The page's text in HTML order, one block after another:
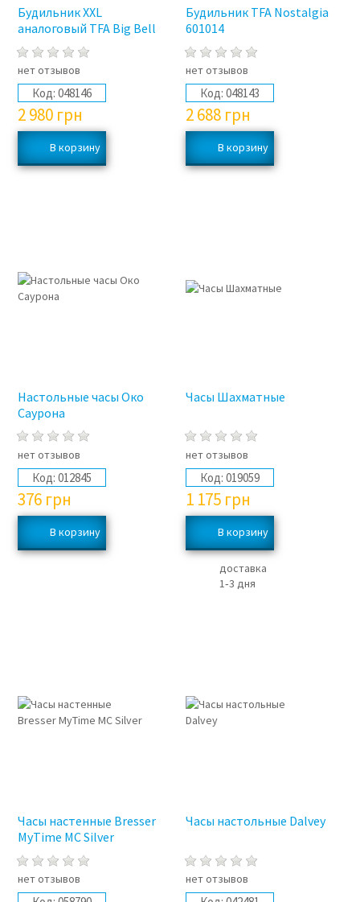
Будильник XXL
аналоговый TFA Big Bell
нет отзывов
Код: 048146
2 980 грн
Будильник TFA Nostalgia
601014
нет отзывов
Код: 048143
2 688 грн
Настольные часы Око
Саурона
нет отзывов
Код: 012845
376 грн
Часы Шахматные
нет отзывов
Код: 019059
1 175 грн
доставка
1‑3 дня
Часы настенные Bresser
MyTime MC Silver
нет отзывов
Часы настольные Dalvey
нет отзывов